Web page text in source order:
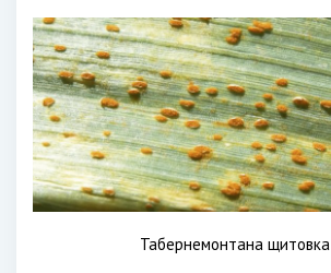
Табернемонтана щитовка